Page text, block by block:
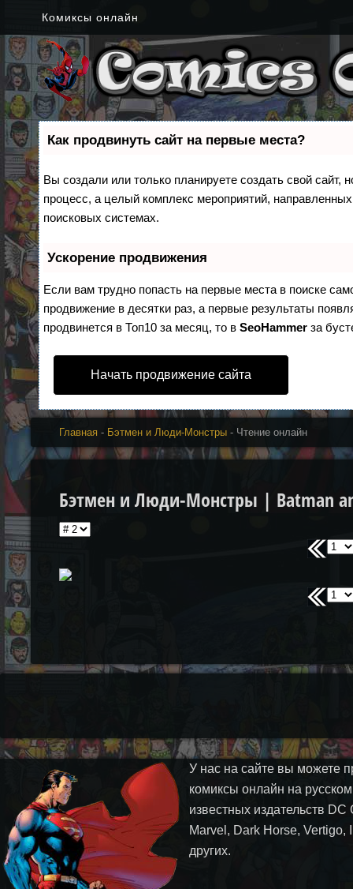
Комиксы онлайн
Как продвинуть сайт на первые места?
Вы создали или только планируете создать свой сайт,
процесс, а целый комплекс мероприятий,
поисковых системах.
Ускорение продвижения
Если вам трудно попасть на первые места в поиске
продвижение в десятки раз, а первые результаты
продвинется в Топ10 за месяц, то вSeoHammer за
Начать продвижение сайта
Главная - Бэтмен и Люди-Монстры - Чтение онлайн
Бэтмен и Люди-Монстры | Batman
У нас на сайте вы можете
комиксы онлайн на
известных издательств DC
Marvel, Dark Horse, Vertigo,
других.